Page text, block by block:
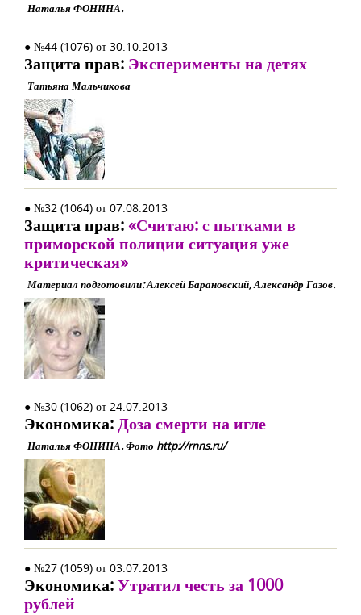
Наталья ФОНИНА.
● №44 (1076) от 30.10.2013
Защита прав: Эксперименты на детях
Татьяна Мальчикова
● №32 (1064) от 07.08.2013
Защита прав:«Считаю: с пытками в
приморской полиции ситуация уже
критическая»
Материал подготовили: Алексей Барановский, Александр Газов.
● №30 (1062) от 24.07.2013
Экономика:Доза смерти на игле
Наталья ФОНИНА. Фото http://rnns.ru/
● №27 (1059) от 03.07.2013
Экономика:Утратил честь за 1000
рублей